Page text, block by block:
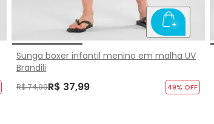
Sunga boxer infantil menino em malha UV
Brandili
R$ 74,99R$ 37,99 49% OFF